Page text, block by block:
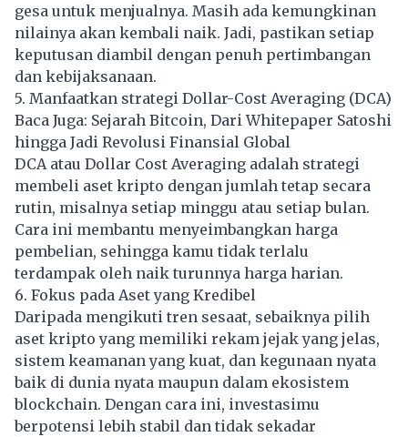
gesa untuk menjualnya. Masih ada kemungkinan
nilainya akan kembali naik. Jadi, pastikan setiap
keputusan diambil dengan penuh pertimbangan
dan kebijaksanaan.
5. Manfaatkan strategi Dollar-Cost Averaging (DCA)
Baca Juga: Sejarah Bitcoin, Dari Whitepaper Satoshi
hingga Jadi Revolusi Finansial Global
DCA atau Dollar Cost Averaging adalah strategi
membeli aset kripto dengan jumlah tetap secara
rutin, misalnya setiap minggu atau setiap bulan.
Cara ini membantu menyeimbangkan harga
pembelian, sehingga kamu tidak terlalu
terdampak oleh naik turunnya harga harian.
6. Fokus pada Aset yang Kredibel
Daripada mengikuti tren sesaat, sebaiknya pilih
aset kripto yang memiliki rekam jejak yang jelas,
sistem keamanan yang kuat, dan kegunaan nyata
baik di dunia nyata maupun dalam ekosistem
blockchain. Dengan cara ini, investasimu
berpotensi lebih stabil dan tidak sekadar